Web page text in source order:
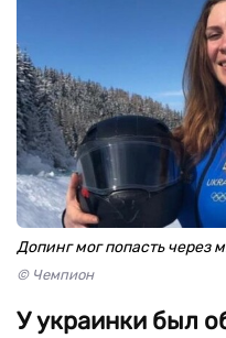
Допинг мог попасть через
© Чемпион
У украинки был